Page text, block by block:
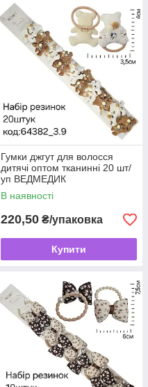
Гумки джгут для волосся
дитячі оптом тканинні 20 шт/
уп ВЕДМЕДИК
В наявності
220,50 ₴/упаковка
Купити